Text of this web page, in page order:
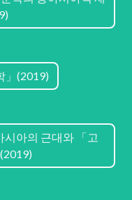
」(2019)
시아의 근대와 「고